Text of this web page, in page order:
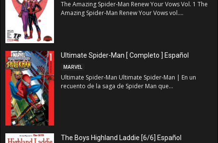
The Amazing Spider-Man Renew Your Vows Vol. 1 The
Amazing Spider-Man Renew Your Vows vol....
Ultimate Spider-Man [ Completo ] Español
MARVEL
Ultimate Spider-Man Ultimate Spider-Man | En un
recuento de la saga de Spider Man que...
The Boys Highland Laddie [6/6] Español